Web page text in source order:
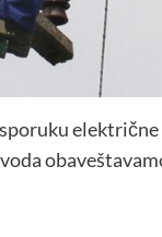
električne